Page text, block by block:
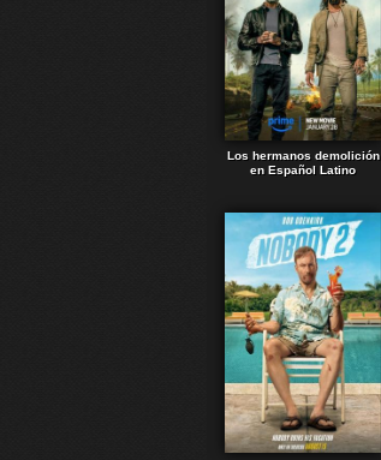
Los hermanos demolición
en Español Latino